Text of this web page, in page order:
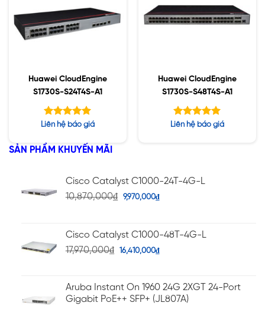
Huawei CloudEngine
S1730S-S24T4S-A1
Được xếp
5 sao
Liên hệ báo giá
Huawei CloudEngine
S1730S-S48T4S-A1
Được xếp
Liên hệ báo giá
SẢN PHẨM KHUYẾN MÃI
Cisco Catalyst C1000-24T-4G-L
10,870,000₫ 9,970,000₫
Cisco Catalyst C1000-48T-4G-L
17,970,000₫ 16,410,000₫
Aruba Instant On 1960 24G 2XGT 24-Port
Gigabit PoE++ SFP+ (JL807A)